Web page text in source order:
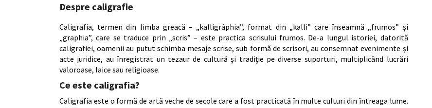
Despre caligrafie
Caligrafia, termen din limba greacă – „kalligráphia”, format din „kalli” care înseamnă „frumos” și
„graphia”, care se traduce prin „scris” – este practica scrisului frumos. De-a lungul istoriei, datorită
caligrafiei, oamenii au putut schimba mesaje scrise, sub formă de scrisori, au consemnat evenimente și
acte juridice, au înregistrat un tezaur de cultură și tradiție pe diverse suporturi, multiplicând lucrări
valoroase, laice sau religioase.
Ce este caligrafia?
Caligrafia este o formă de artă veche de secole care a fost practicată în multe culturi din întreaga lume.